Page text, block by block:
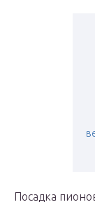
Посадка